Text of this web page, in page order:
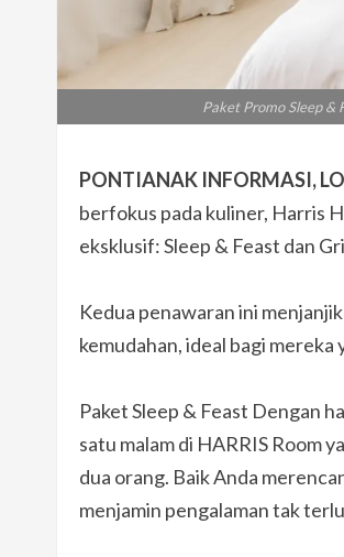
Paket Promo Sleep &
PONTIANAK INFORMASI,
berfokus pada kuliner, Harris
eksklusif: Sleep & Feast dan
Kedua penawaran ini
kemudahan, ideal bagi
Paket Sleep & Feast Dengan
satu malam di HARRIS Room
dua orang. Baik Anda
menjamin pengalaman tak